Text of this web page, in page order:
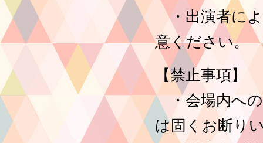
・出演者に
意ください。
【禁止事項】
・会場内への
は固くお断り